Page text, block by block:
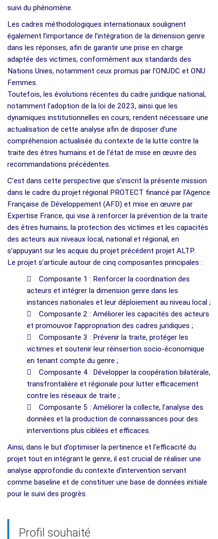
suivi du phénomène.
Les cadres méthodologiques internationaux soulignent
également l’importance de l’intégration de la dimension genre
dans les réponses, afin de garantir une prise en charge
adaptée des victimes, conformément aux standards des
Nations Unies, notamment ceux promus par l’ONUDC et ONU
Femmes.
Toutefois, les évolutions récentes du cadre juridique national,
notamment l’adoption de la loi de 2023, ainsi que les
dynamiques institutionnelles en cours, rendent nécessaire une
actualisation de cette analyse afin de disposer d’une
compréhension actualisée du contexte de la lutte contre la
traite des êtres humains et de l’état de mise en œuvre des
recommandations précédentes.
C’est dans cette perspective que s’inscrit la présente mission
dans le cadre du projet régional PROTECT financé par l’Agence
Française de Développement (AFD) et mise en œuvre par
Expertise France, qui vise à renforcer la prévention de la traite
des êtres humains, la protection des victimes et les capacités
des acteurs aux niveaux local, national et régional, en
s’appuyant sur les acquis du projet précédent projet ALTP.
Le projet s’articule autour de cinq composantes principales :
 Composante 1 : Renforcer la coordination des
acteurs et intégrer la dimension genre dans les
instances nationales et leur déploiement au niveau local ;
 Composante 2 : Améliorer les capacités des acteurs
et promouvoir l’appropriation des cadres juridiques ;
 Composante 3 : Prévenir la traite, protéger les
victimes et soutenir leur réinsertion socio-économique
en tenant compte du genre ;
 Composante 4 : Développer la coopération bilatérale,
transfrontalière et régionale pour lutter efficacement
contre les réseaux de traite ;
 Composante 5 : Améliorer la collecte, l’analyse des
données et la production de connaissances pour des
interventions plus ciblées et efficaces.
Ainsi, dans le but d’optimiser la pertinence et l’efficacité du
projet tout en intégrant le genre, il est crucial de réaliser une
analyse approfondie du contexte d’intervention servant
comme baseline et de constituer une base de données initiale
pour le suivi des progrès.
Profil souhaité